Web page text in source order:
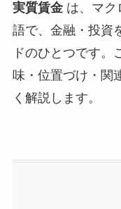
実質賃金は、マク
語で、金融・投資
ドのひとつです。
味・位置づけ・関
く解説します。